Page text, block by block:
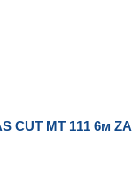
CUT MT 111 6м ZA